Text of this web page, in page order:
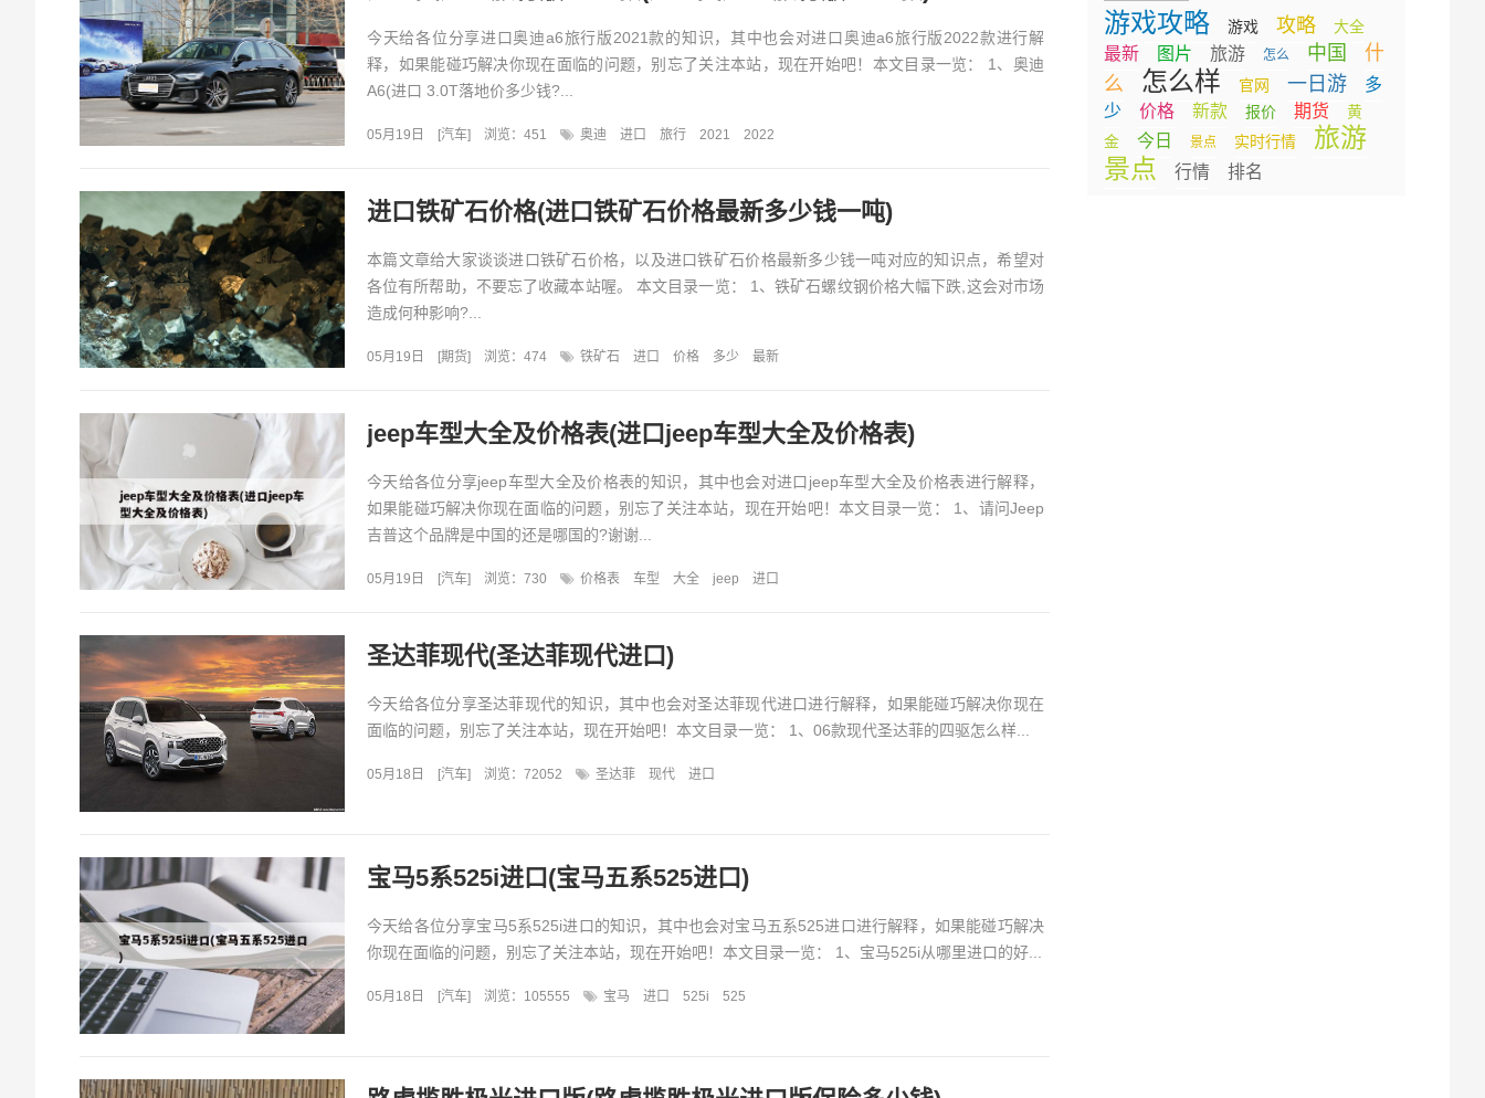
游戏攻略 游戏 攻略 大全
最新 图片 旅游 怎么 中国
什
么
怎么样 官网 一日游
多
少
价格 新款 报价 期货
黄
金
今日 景点 实时行情
旅游
景点
行情 排名
今天给各位分享进口奥迪a6旅行版2021款的知识，其中也会对进口奥迪a6旅行版2022款进行解
释，如果能碰巧解决你现在面临的问题，别忘了关注本站，现在开始吧！本文目录一览： 1、奥迪
A6(进口 3.0T落地价多少钱?...
05月19日 [汽车] 浏览：451 奥迪 进口 旅行 2021 2022
进口铁矿石价格(进口铁矿石价格最新多少钱一吨)
本篇文章给大家谈谈进口铁矿石价格，以及进口铁矿石价格最新多少钱一吨对应的知识点，希望对
各位有所帮助，不要忘了收藏本站喔。 本文目录一览： 1、铁矿石螺纹钢价格大幅下跌,这会对市场
造成何种影响?...
05月19日 [期货] 浏览：474 铁矿石 进口 价格 多少 最新
jeep车型大全及价格表(进口jeep车型大全及价格表)
今天给各位分享jeep车型大全及价格表的知识，其中也会对进口jeep车型大全及价格表进行解释，
如果能碰巧解决你现在面临的问题，别忘了关注本站，现在开始吧！本文目录一览： 1、请问Jeep
吉普这个品牌是中国的还是哪国的?谢谢...
05月19日 [汽车] 浏览：730 价格表 车型 大全 jeep 进口
圣达菲现代(圣达菲现代进口)
今天给各位分享圣达菲现代的知识，其中也会对圣达菲现代进口进行解释，如果能碰巧解决你现在
面临的问题，别忘了关注本站，现在开始吧！本文目录一览： 1、06款现代圣达菲的四驱怎么样...
05月18日 [汽车] 浏览：72052 圣达菲 现代 进口
宝马5系525i进口(宝马五系525进口)
今天给各位分享宝马5系525i进口的知识，其中也会对宝马五系525进口进行解释，如果能碰巧解决
你现在面临的问题，别忘了关注本站，现在开始吧！本文目录一览： 1、宝马525i从哪里进口的好...
05月18日 [汽车] 浏览：105555 宝马 进口 525i 525